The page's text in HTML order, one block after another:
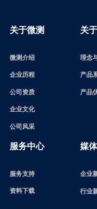
关于微测
微测介绍
企业历程
公司资质
企业文化
公司风采
关
理念
产品
产品
服务中心
服务支持
资料下载
媒
企业
行业